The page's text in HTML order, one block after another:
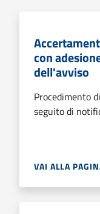
con
dell'avviso
Procedimento
seguito di
VAI ALLA